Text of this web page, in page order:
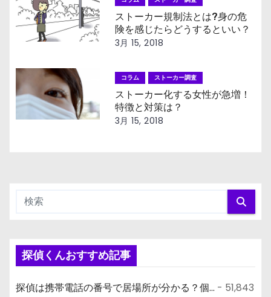
ョ
ン
ストーカー規制法とは?身の危
険を感じたらどうするといい？
3月 15, 2018
コラム ストーカー調査
ストーカー化する女性が急増！
特徴と対策は？
3月 15, 2018
探偵くんおすすめ記事
探偵は携帯電話の番号で居場所が分かる？個... - 51,843